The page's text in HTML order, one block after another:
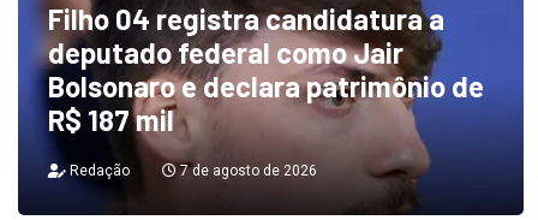
Filho 04 registra candidatura a
deputado federal como Jair
Bolsonaro e declara patrimônio de
R$ 187 mil
Redação 7 de agosto de 2026